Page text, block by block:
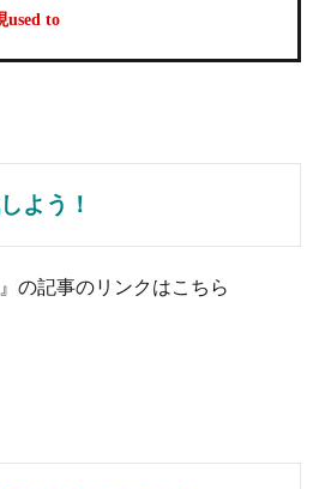
used to
よう！
の記事のリンクはこちら